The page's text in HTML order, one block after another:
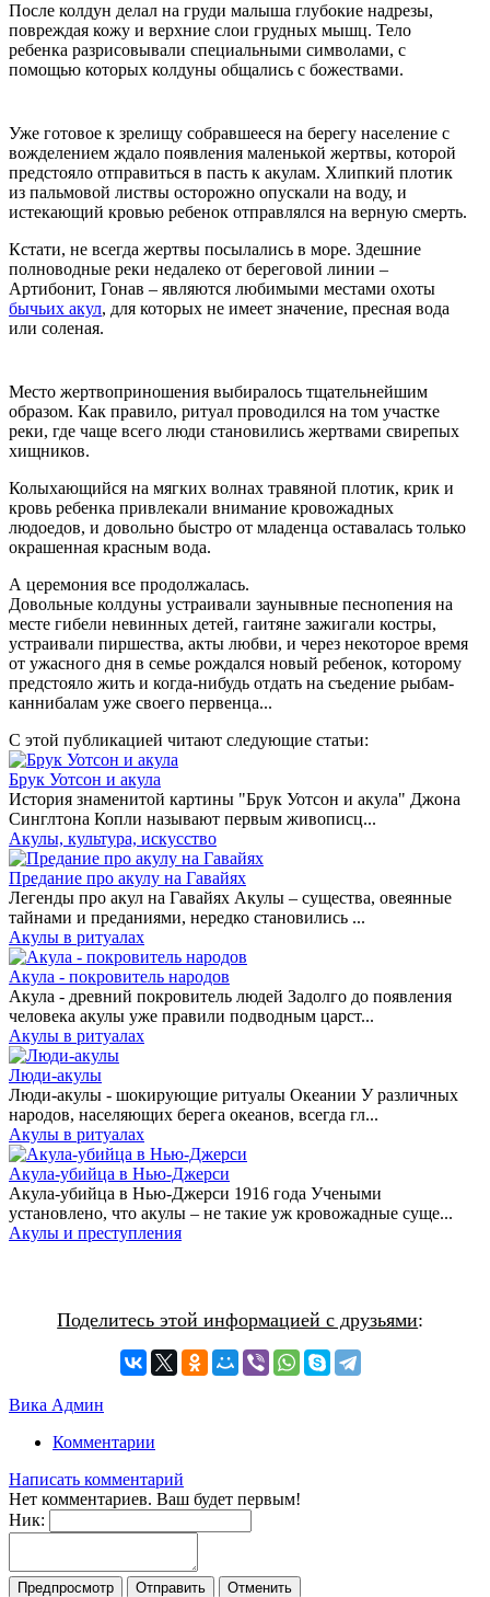
После колдун делал на груди малыша глубокие надрезы,
повреждая кожу и верхние слои грудных мышц. Тело
ребенка разрисовывали специальными символами, с
помощью которых колдуны общались с божествами.
Уже готовое к зрелищу собравшееся на берегу население с
вожделением ждало появления маленькой жертвы, которой
предстояло отправиться в пасть к акулам. Хлипкий плотик
из пальмовой листвы осторожно опускали на воду, и
истекающий кровью ребенок отправлялся на верную смерть.
Кстати, не всегда жертвы посылались в море. Здешние
полноводные реки недалеко от береговой линии –
Артибонит, Гонав – являются любимыми местами охоты
бычьих акул, для которых не имеет значение, пресная вода
или соленая.
Место жертвоприношения выбиралось тщательнейшим
образом. Как правило, ритуал проводился на том участке
реки, где чаще всего люди становились жертвами свирепых
хищников.
Колыхающийся на мягких волнах травяной плотик, крик и
кровь ребенка привлекали внимание кровожадных
людоедов, и довольно быстро от младенца оставалась только
окрашенная красным вода.
А церемония все продолжалась.
Довольные колдуны устраивали заунывные песнопения на
месте гибели невинных детей, гаитяне зажигали костры,
устраивали пиршества, акты любви, и через некоторое время
от ужасного дня в семье рождался новый ребенок, которому
предстояло жить и когда-нибудь отдать на съедение рыбам-
каннибалам уже своего первенца...
С этой публикацией читают следующие статьи:
Брук Уотсон и акула
История знаменитой картины "Брук Уотсон и акула" Джона
Синглтона Копли называют первым живописц...
Акулы, культура, искусство
Предание про акулу на Гавайях
Легенды про акул на Гавайях Акулы – существа, овеянные
тайнами и преданиями, нередко становились ...
Акулы в ритуалах
Акула - покровитель народов
Акула - древний покровитель людей Задолго до появления
человека акулы уже правили подводным царст...
Акулы в ритуалах
Люди-акулы
Люди-акулы - шокирующие ритуалы Океании У различных
народов, населяющих берега океанов, всегда гл...
Акулы в ритуалах
Акула-убийца в Нью-Джерси
Акула-убийца в Нью-Джерси 1916 года Учеными
установлено, что акулы – не такие уж кровожадные суще...
Акулы и преступления
Поделитесь этой информацией с друзьями:
Вика Админ
Комментарии
Написать комментарий
Нет комментариев. Ваш будет первым!
Ник: